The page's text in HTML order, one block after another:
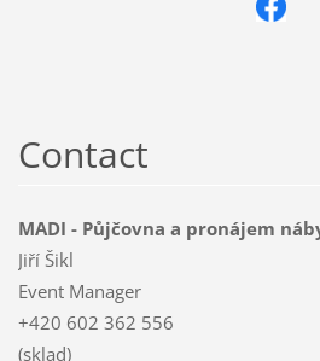
Contact
MADI - Půjčovna a pronájem
Jiří Šikl
Event Manager
+420 602 362 556
(sklad)